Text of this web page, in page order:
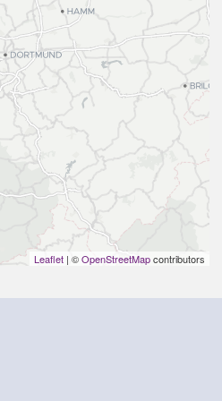
Leaflet | ©OpenStreetMapcontributors